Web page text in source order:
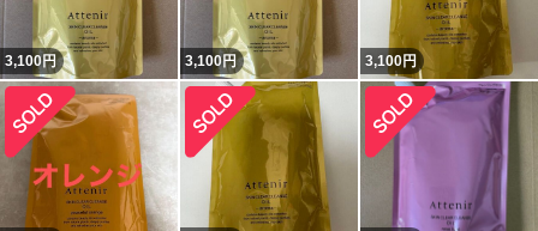
3,100円 3,100円 3,100円